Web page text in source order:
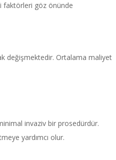
faktörleri göz önünde
değişmektedir. Ortalama maliyet
invaziv bir prosedürdür.
yardımcı olur.